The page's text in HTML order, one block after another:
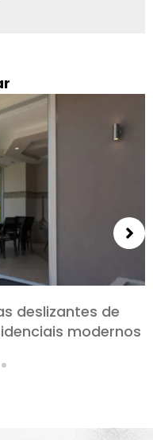
para quartos e
e privacidade